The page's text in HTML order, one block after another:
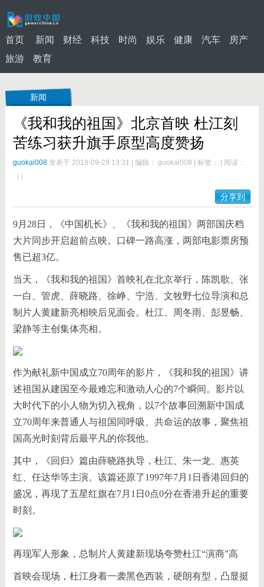
首页 新闻 财经 科技 时尚 娱乐 健康 汽车
房产
旅游
教育
新闻
《我和我的祖国》北京首映 杜江刻
苦练习获升旗手原型高度赞扬
guokai008发表于 2019-09-29 13:31 编辑： guokai008 标签：
阅读：
（ ）
分享到
9月28日，《中国机长》、《我和我的祖国》两部国庆档
大片同步开启超前点映。口碑一路高涨，两部电影票房预
售已超3亿。
当天，《我和我的祖国》首映礼在北京举行，陈凯歌、张
一白、管虎、薛晓路、徐峥、宁浩、文牧野七位导演和总
制片人黄建新亮相映后见面会。杜江、周冬雨、彭昱畅、
梁静等主创集体亮相。
作为献礼新中国成立70周年的影片，《我和我的祖国》讲
述祖国从建国至今最难忘和激动人心的7个瞬间。影片以
大时代下的小人物为切入视角，以7个故事回溯新中国成
立70周年来普通人与祖国同呼吸、共命运的故事，聚焦祖
国高光时刻背后最平凡的你我他。
其中，《回归》篇由薛晓路执导，杜江、朱一龙、惠英
红、任达华等主演。该篇还原了1997年7月1日香港回归的
盛况，再现了五星红旗在7月1日0点0分在香港升起的重要
时刻。
再现军人形象，总制片人黄建新现场夸赞杜江“演商”高
首映会现场，杜江身着一袭黑色西装，硬朗有型，凸显挺